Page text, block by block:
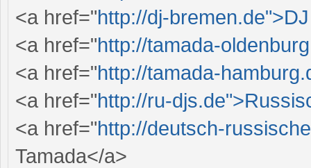
<a href="http://dj-bremen.de">DJ
<a href="http://tamada-
<a href="http://tamada-
<a href="http://ru-
<a href="http://deutsch-
Tamada</a>